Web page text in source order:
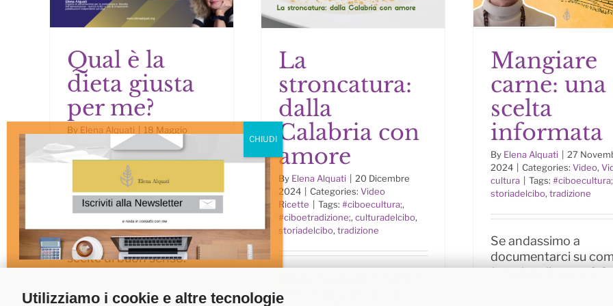
Utilizziamo i cookie e altre tecnologie
Qual è la dieta giusta
per me?
Qual è la
dieta giusta
per me?
By Elena Alquati
18 Maggio
2025
Categories:
Eventi on
line
Tags: #ciboecultura;,
#prevenzione;
,storiadelcibo
tradizione
Tra calcolo calorico e
scelte di buon senso.
La stroncatura: dalla
Calabria con amore
La
stroncatura:
dalla
Calabria con
amore
By Elena Alquati
20 Dicembre
2024
Categories: Video
Ricette
Tags: #ciboecultura;,
#ciboetradizione;, culturadelcibo,
storiadelcibo, tradizione
V4To Video girato da
Mangiare carne:
scelta informata
Mangiare
carne: una
scelta
informata
By Elena Alquati
27
2024
Categories: Video,
cultura
Tags: #ciboecultura;
storiadelcibo, tradizione
Se andassimo a
documentarci su
è evoluto l’essere [...]
Nome*